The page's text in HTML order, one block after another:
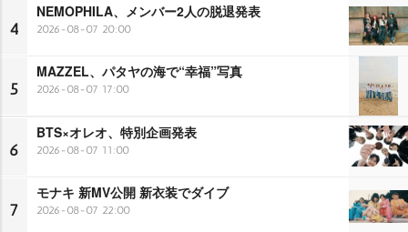
4
NEMOPHILA、メンバー2人の脱退発表
2026-08-07 20:00
5
MAZZEL、パタヤの海で“幸福”写真
2026-08-07 17:00
6
BTS×オレオ、特別企画発表
2026-08-07 11:00
7
モナキ 新MV公開 新衣装でダイブ
2026-08-07 22:00